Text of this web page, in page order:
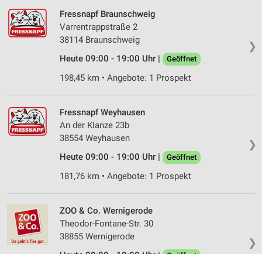
❯
Fressnapf Braunschweig
Varrentrappstraße 2
38114 Braunschweig
Heute 09:00 - 19:00 Uhr |
Geöffnet
198,45 km • Angebote: 1 Prospekt
❯
Fressnapf Weyhausen
An der Klanze 23b
38554 Weyhausen
Heute 09:00 - 19:00 Uhr |
Geöffnet
181,76 km • Angebote: 1 Prospekt
❯
ZOO & Co. Wernigerode
Theodor-Fontane-Str. 30
38855 Wernigerode
auf einem Endgerät
Verwendung reduzierter Daten zur Auswahl von
Erstellung von Profilen für personalisierte
Verwendung von Profilen zur Auswahl
personalisierter Werbung
Erstellung von Profilen zur Personalisierung
Verwendung von Profilen zur Auswahl
Messung der Werbeleistung
Messung der Performance von Inhalten